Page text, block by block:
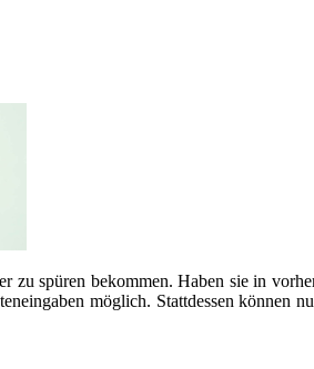
spüren bekommen. Haben sie in
möglich. Stattdessen können